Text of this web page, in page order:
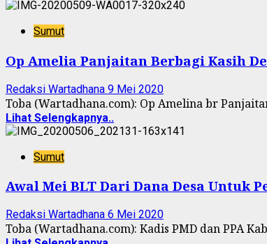
Sumut
Op Amelia Panjaitan Berbagi Kasih
Redaksi Wartadhana 9 Mei 2020
Toba (Wartadhana.com): Op Amelina br
Lihat Selengkapnya..
Sumut
Awal Mei BLT Dari Dana Desa Untuk
Redaksi Wartadhana 6 Mei 2020
Toba (Wartadhana.com): Kadis PMD dan PPA